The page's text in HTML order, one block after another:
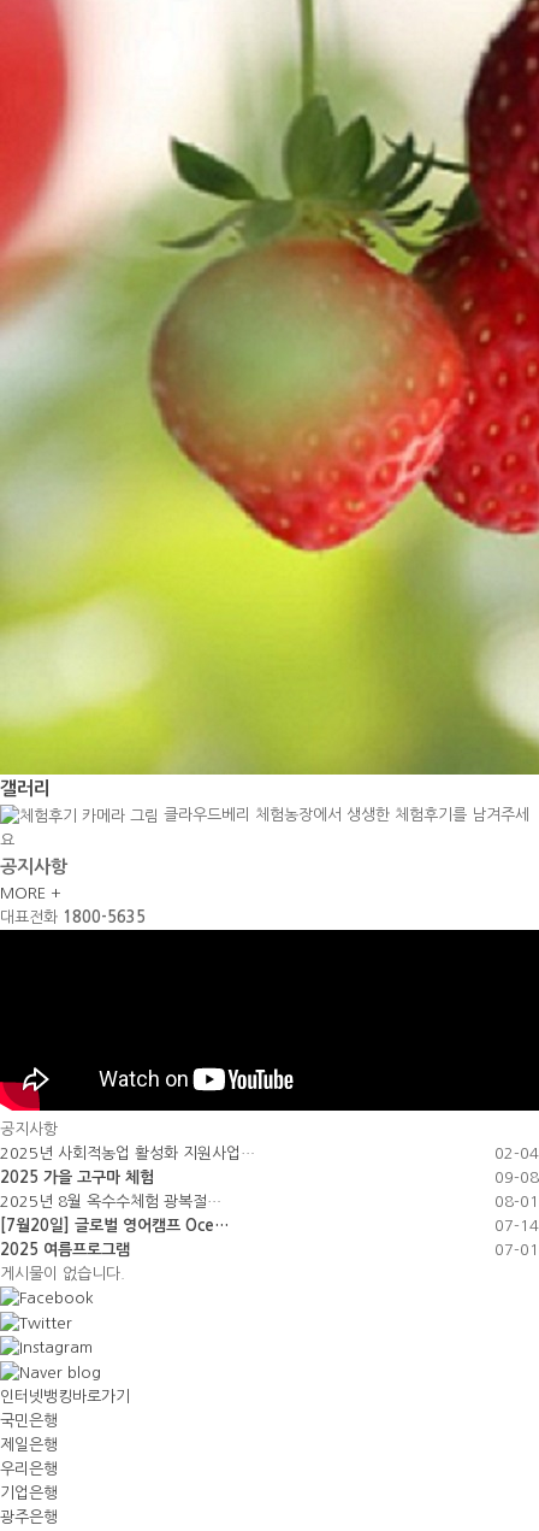
갤러리
클라우드베리 체험농장에서 생생한 체험후기를 남겨주세
요
공지사항
MORE +
대표전화 1800-5635
공지사항
2025년 사회적농업 활성화 지원사업…
02-04
2025 가을 고구마 체험
09-08
2025년 8월 옥수수체험 광복절…
08-01
[7월20일] 글로벌 영어캠프 Oce…
07-14
2025 여름프로그램
07-01
게시물이 없습니다.
인터넷뱅킹바로가기
국민은행
제일은행
우리은행
기업은행
광주은행